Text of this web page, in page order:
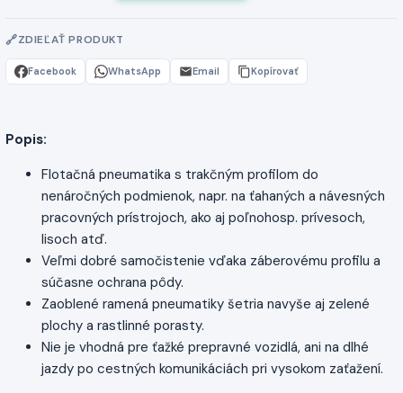
ZDIEĽAŤ PRODUKT
Facebook WhatsApp Email Kopírovať
Popis:
Flotačná pneumatika s trakčným profilom do
nenáročných podmienok, napr. na ťahaných a návesných
pracovných prístrojoch, ako aj poľnohosp. prívesoch,
lisoch atď.
Veľmi dobré samočistenie vďaka záberovému profilu a
súčasne ochrana pôdy.
Zaoblené ramená pneumatiky šetria navyše aj zelené
plochy a rastlinné porasty.
Nie je vhodná pre ťažké prepravné vozidlá, ani na dlhé
jazdy po cestných komunikáciách pri vysokom zaťažení.